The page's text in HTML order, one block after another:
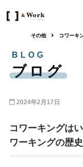
その他 コワーキ
BLOG
ブログ
2024年2月17日
コワーキングは
ワーキングの歴